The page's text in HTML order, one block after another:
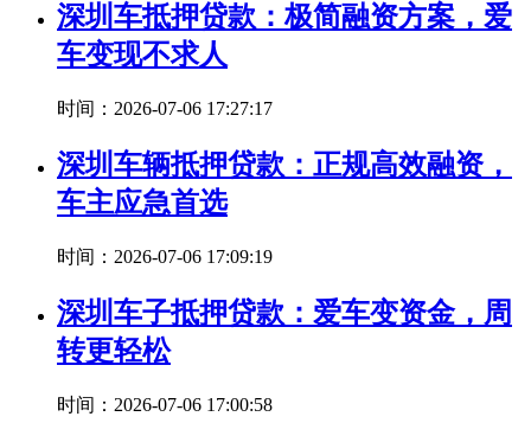
深圳车抵押贷款：极简融资方案，爱
车变现不求人
时间：2026-07-06 17:27:17
深圳车辆抵押贷款：正规高效融资，
车主应急首选
时间：2026-07-06 17:09:19
深圳车子抵押贷款：爱车变资金，周
转更轻松
时间：2026-07-06 17:00:58